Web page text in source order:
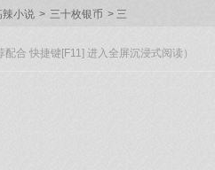
辣小说 > 三十枚银币 > 三
配合 快捷键[F11] 进入全屏沉浸式阅读）